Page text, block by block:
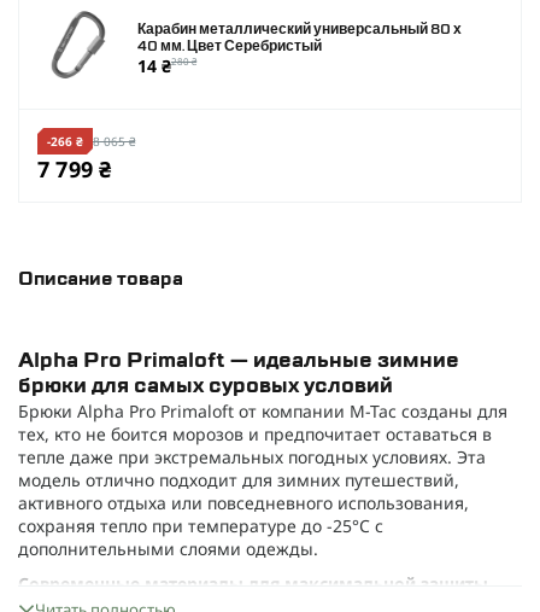
Описание товара
Alpha Pro Primaloft — идеальные зимние
брюки для самых суровых условий
Брюки Alpha Pro Primaloft от компании M-Tac созданы для
тех, кто не боится морозов и предпочитает оставаться в
тепле даже при экстремальных погодных условиях. Эта
модель отлично подходит для зимних путешествий,
активного отдыха или повседневного использования,
сохраняя тепло при температуре до -25°C с
дополнительными слоями одежды.
Современные материалы для максимальной защиты
Верх выполнен из прочной водоотталкивающей
Карабин металлический универсальный 80 х
40 мм. Цвет Серебристый
14 ₴280 ₴
-266 ₴ 8 065 ₴
7 799 ₴